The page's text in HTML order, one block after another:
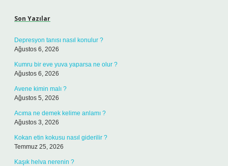
Son Yazılar
Depresyon tanısı nasıl konulur ?
Ağustos 6, 2026
Kumru bir eve yuva yaparsa ne olur ?
Ağustos 6, 2026
Avene kimin malı ?
Ağustos 5, 2026
Acıma ne demek kelime anlamı ?
Ağustos 3, 2026
Kokan etin kokusu nasıl giderilir ?
Temmuz 25, 2026
Kaşık helva nerenin ?